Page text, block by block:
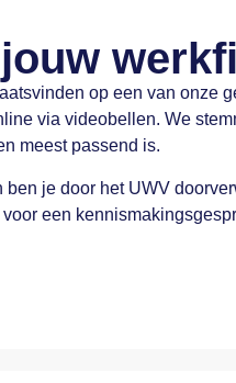
op een van onze
via videobellen. We
meest passend is.
je door het UWV
een